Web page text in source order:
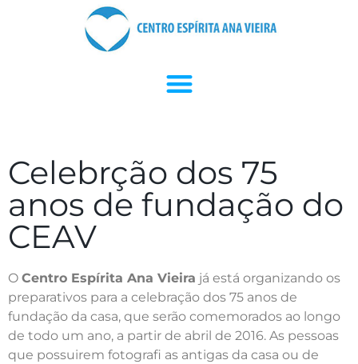
Celebrção dos 75
anos de fundação do
CEAV
O Centro Espírita Ana Vieira já está organizando os
preparativos para a celebração dos 75 anos de
fundação da casa, que serão comemorados ao longo
de todo um ano, a partir de abril de 2016. As pessoas
que possuirem fotografi as antigas da casa ou de